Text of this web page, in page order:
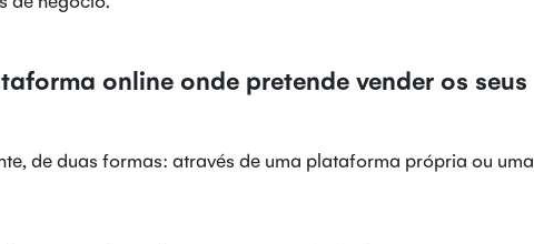
online onde pretende vender os seus
de duas formas: através de uma plataforma própria ou uma